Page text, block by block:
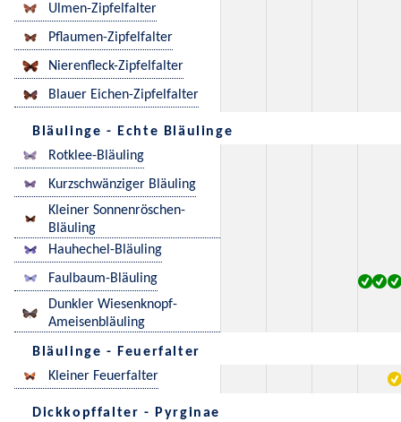
Ulmen-Zipfelfalter
Pflaumen-Zipfelfalter
Nierenfleck-Zipfelfalter
Blauer Eichen-Zipfelfalter
Bläulinge - Echte Bläulinge
Rotklee-Bläuling
Kurzschwänziger Bläuling
Kleiner Sonnenröschen-
Bläuling
Hauhechel-Bläuling
Faulbaum-Bläuling
Dunkler Wiesenknopf-
Ameisenbläuling
Bläulinge - Feuerfalter
Kleiner Feuerfalter
Dickkopffalter - Pyrginae